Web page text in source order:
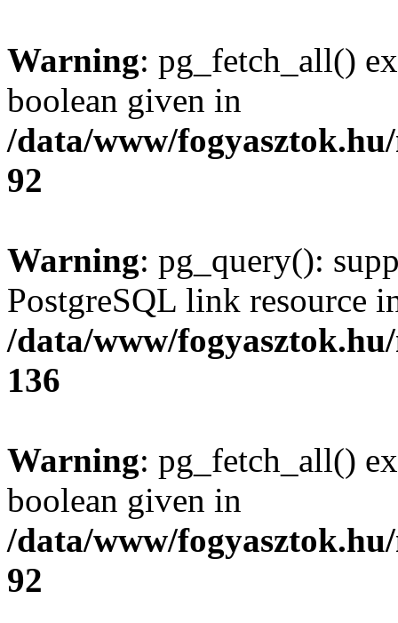
Warning: pg_fetch_all()
boolean given in
/data/www/
92
Warning: pg_query():
PostgreSQL link resource
/data/www/
136
Warning: pg_fetch_all()
boolean given in
/data/www/
92